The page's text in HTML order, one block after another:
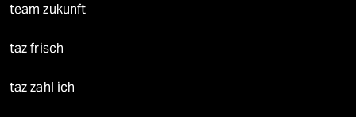
team zukunft
taz frisch
taz zahl ich